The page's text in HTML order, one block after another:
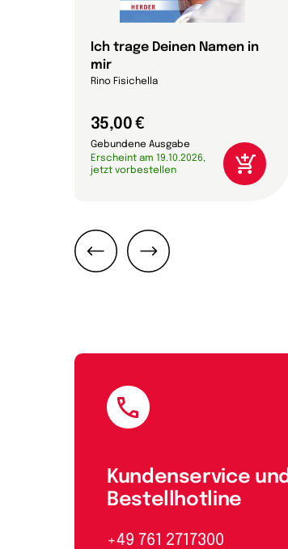
Ich trage Deinen Namen in
mir
Rino Fisichella
35,00 €
Gebundene Ausgabe
Erscheint am 19.10.2026,
jetzt vorbestellen
Kundenservice und
Bestellhotline
+49 761 2717300